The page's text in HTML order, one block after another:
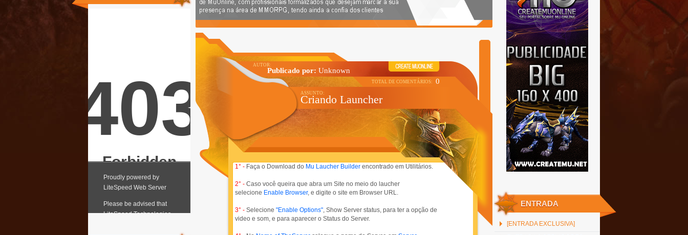
Criando Launcher
Publicado por: Unknown
0
1° - Faça o Download do Mu Laucher Builder encontrado em Utilitários.
2° - Caso você queira que abra um Site no meio do laucher
selecione Enable Browser, e digite o site em Browser URL.
3° - Selecione "Enable Options", Show Server status, para ter a opção de
video e som, e para aparecer o Status do Server.
ENTRADA
[ENTRADA EXCLUSIVA]